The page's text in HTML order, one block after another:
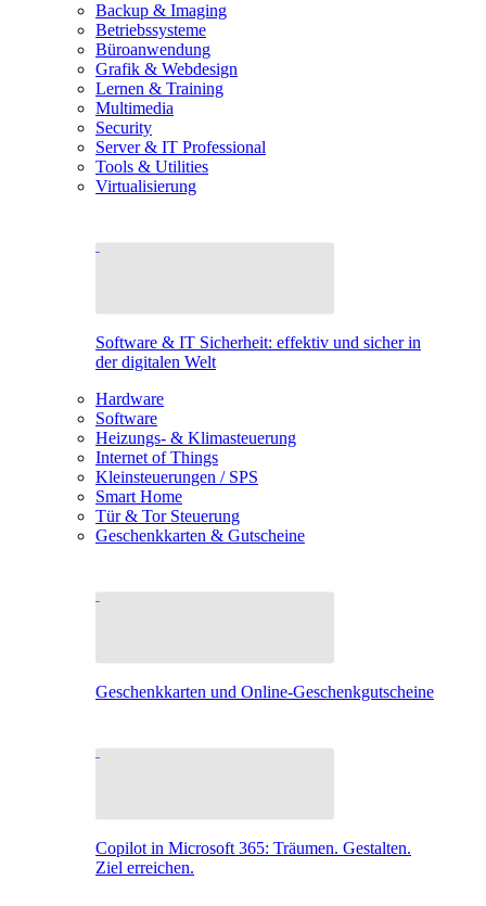
Backup & Imaging
Betriebssysteme
Büroanwendung
Grafik & Webdesign
Lernen & Training
Multimedia
Security
Server & IT Professional
Tools & Utilities
Virtualisierung
Software & IT Sicherheit: effektiv und sicher in
der digitalen Welt
Hardware
Software
Heizungs- & Klimasteuerung
Internet of Things
Kleinsteuerungen / SPS
Smart Home
Tür & Tor Steuerung
Geschenkkarten & Gutscheine
Geschenkkarten und Online-Geschenkgutscheine
Copilot in Microsoft 365: Träumen. Gestalten.
Ziel erreichen.